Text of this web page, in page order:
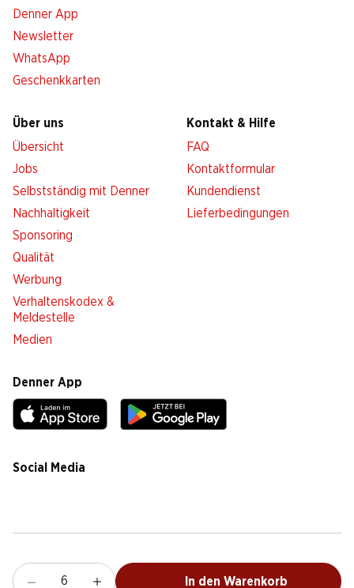
In den Warenkorb
Denner App
Newsletter
WhatsApp
Geschenkkarten
Über uns
Übersicht
Jobs
Selbstständig mit Denner
Nachhaltigkeit
Sponsoring
Qualität
Werbung
Verhaltenskodex &
Meldestelle
Medien
Kontakt & Hilfe
FAQ
Kontaktformular
Kundendienst
Lieferbedingungen
Denner App
Social Media
Cookie EinstellungenRechtlichesDatenschutzImpressumAGB